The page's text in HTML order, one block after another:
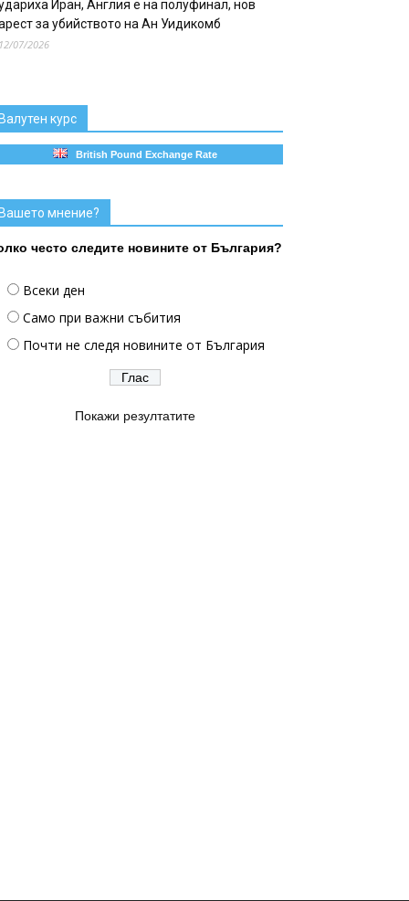
Иран, Англия е на полуфинал, нов
за убийството на Ан Уидикомб
07/2026
курс
British Pound Exchange Rate
мнение?
често следите новините от България?
Всеки ден
Само при важни събития
Почти не следя новините от България
Покажи резултатите